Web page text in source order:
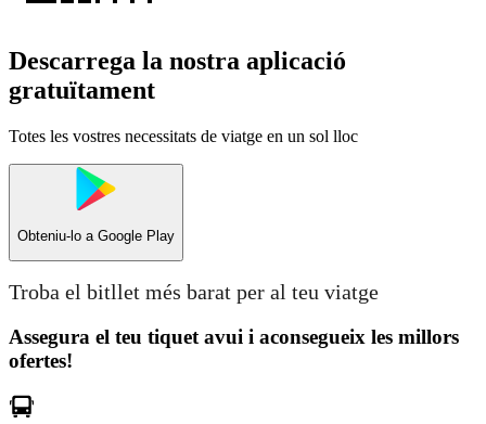
Descarrega la nostra aplicació
gratuïtament
Totes les vostres necessitats de viatge en un sol lloc
Obteniu-lo a Google Play
Troba el bitllet més barat per al teu viatge
Assegura el teu tiquet avui i aconsegueix les millors
ofertes!